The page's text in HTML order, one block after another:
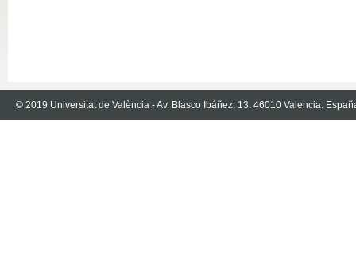
© 2019 Universitat de València - Av. Blasco Ibáñez, 13. 46010 Valencia.